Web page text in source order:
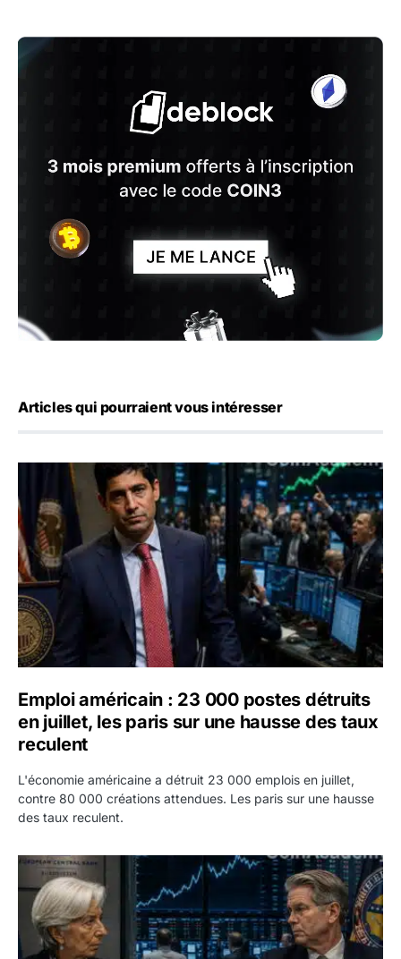
Articles qui pourraient vous intéresser
Emploi américain : 23 000 postes détruits en juillet, les
Emploi américain : 23 000 postes détruits
en juillet, les paris sur une hausse des taux
reculent
L'économie américaine a détruit 23 000 emplois en juillet,
contre 80 000 créations attendues. Les paris sur une hausse
des taux reculent.
Yen : Washington a vendu des euros sans prévenir la